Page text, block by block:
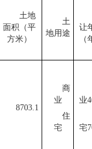
土地
面积（平
方米）
土
地用途
让
（
8703.1
商
业
住
宅
业
宅